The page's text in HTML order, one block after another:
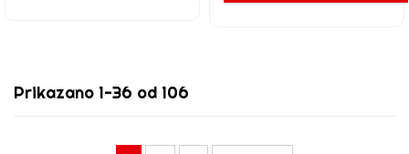
Prikazano 1-36 od 106